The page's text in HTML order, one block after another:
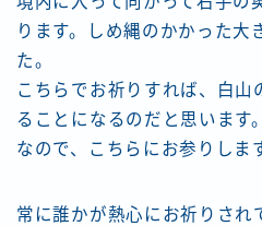
ります。しめ縄のかかった大
た。
こちらでお祈りすれば、白山
ることになるのだと思います
なので、こちらにお参りしま
常に誰かが熱心にお祈りされ